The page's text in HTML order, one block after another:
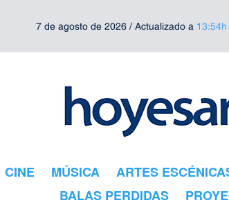
7 de agosto de 2026 / Actualizado a 13:54h
CINE MÚSICA ARTES
BALAS PERDIDAS